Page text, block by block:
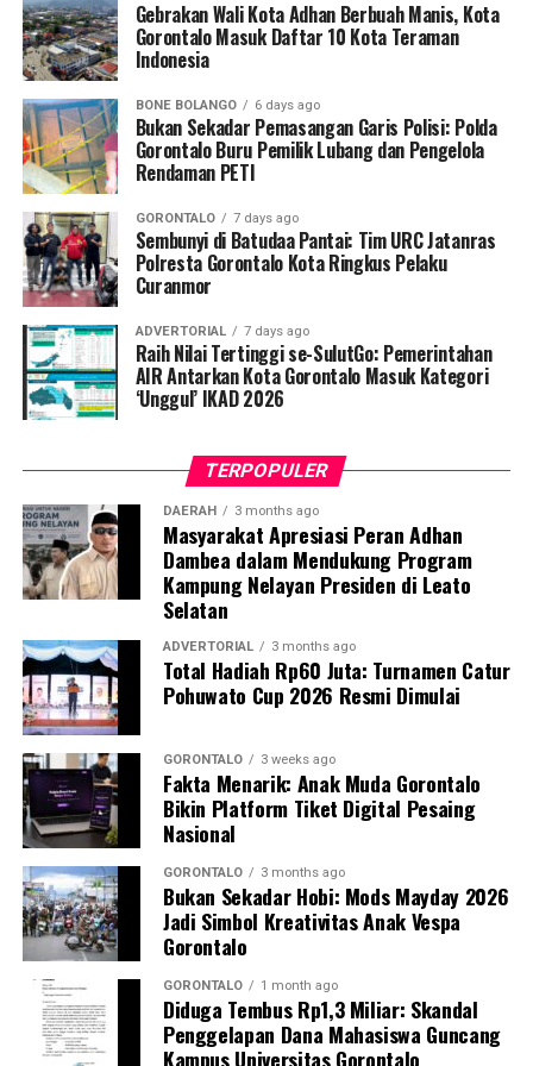
korespondensi dan meminta konfirmasi resmi secara
berimbang kepada jajaran Rektorat Universitas
Gorontalo, Dekanat Fakultas Perikanan, Kehutanan, dan
Limo Lopohalaa Gorontalo guna mendapatkan
klarifikasi yang jernih.
mencapai miliaran rupiah—angka yang tidak bisa
diabaikan begitu saja.
keberanian mengabaikan aturan.
PadahalPP Nomor 18 Tahun 2017
Nomor 62 Tahun 2017
pemberian hak keuangan pimpinan dan anggota DPRD
harus disesuaikan dengan klasifikasi kemampuan
keuangan daerah dan berlandaskan asas efisiensi,
efektivitas, kepatutan, serta rasionalitas. Alasan
Pemerintah Kabupaten Gorontalo bahwa “anggaran
sudah sesuai” karena kemampuan keuangan daerah
dikategorikan sedang, justru memperkuat dugaan bahwa
regulasi hanya dijadikan tameng, bukan pedoman.
Lebih memprihatinkan lagi, BPK menemukan
bahwaTim Evaluasi Rancangan Perda dan
Rancangan Perbup APBD Provinsi Gorontalotidak
mengetahui bahwa matriks tindak lanjut APBD dan
APBD-P Kabupaten Gorontalo belum sesuai
Permendagri Nomor 9 Tahun 2021
evaluasi tersebut bahkan diakui hanya dijalankan secara
formalitas demi memperoleh nomor register Perda,
tanpa pemeriksaan substansi yang sebenarnya.
Jika evaluasi hanya menjadi formalitas, reviu ditunda
karena alasan waktu, dan anggaran tetap dijalankan
meski menyimpang dari evaluasi, publik pantas
menduga adanya pembiaran terstruktur dalam tata
kelola keuangan daerah, terutama pada pos belanja
DPRD Kabupaten Gorontalo.
Menanggapi temuan tersebut,
Bobihu menyatakan siap melaporkan dugaan
penyimpangan pengelolaan anggaran DPRD Kabupaten
Gorontalo ke
Kejaksaan Agunguntuk diuji secara
Gebrakan Wali Kota Adhan Berbuah Manis, Kota
Gorontalo Masuk Daftar 10 Kota Teraman
Indonesia
BONE BOLANGO 6 days ago
Bukan Sekadar Pemasangan Garis Polisi: Polda
Gorontalo Buru Pemilik Lubang dan Pengelola
Rendaman PETI
GORONTALO 7 days ago
Sembunyi di Batudaa Pantai: Tim URC Jatanras
Polresta Gorontalo Kota Ringkus Pelaku
Curanmor
ADVERTORIAL 7 days ago
Raih Nilai Tertinggi se-SulutGo: Pemerintahan
AIR Antarkan Kota Gorontalo Masuk Kategori
‘Unggul’ IKAD 2026
TERPOPULER
DAERAH 3 months ago
Masyarakat Apresiasi Peran Adhan
Dambea dalam Mendukung Program
Kampung Nelayan Presiden di Leato
Selatan
ADVERTORIAL 3 months ago
Total Hadiah Rp60 Juta: Turnamen Catur
Pohuwato Cup 2026 Resmi Dimulai
GORONTALO 3 weeks ago
Fakta Menarik: Anak Muda Gorontalo
Bikin Platform Tiket Digital Pesaing
Nasional
GORONTALO 3 months ago
Bukan Sekadar Hobi: Mods Mayday 2026
Jadi Simbol Kreativitas Anak Vespa
Gorontalo
GORONTALO 1 month ago
Diduga Tembus Rp1,3 Miliar: Skandal
Penggelapan Dana Mahasiswa Guncang
Kampus Universitas Gorontalo